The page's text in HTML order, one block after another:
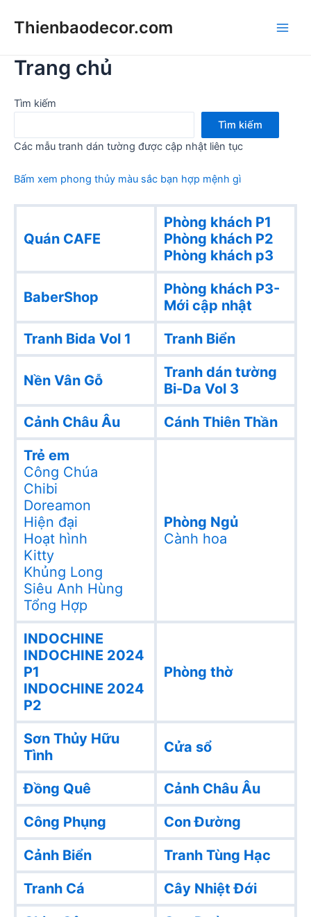
Thienbaodecor.com
Trang chủ
Tìm kiếm
Tìm kiếm
Các mẫu tranh dán tường được cập nhật liên tục
Bấm xem phong thủy màu sắc bạn hợp mệnh gì
Quán CAFE
Phòng khách P1
Phòng khách P2
Phòng khách p3
BaberShop
Phòng khách P3-
Mới cập nhật
Tranh Bida Vol 1
Tranh Biển
Nền Vân Gỗ
Tranh dán tường
Bi-Da Vol 3
Cảnh Châu Âu
Cánh Thiên Thần
Trẻ em
Công Chúa
Chibi
Doreamon
Hiện đại
Hoạt hình
Kitty
Khủng Long
Siêu Anh Hùng
Tổng Hợp
Phòng Ngủ
Cành hoa
INDOCHINE
INDOCHINE 2024
P1
INDOCHINE 2024
P2
Phòng thờ
Sơn Thủy Hữu
Tình
Cửa sổ
Đồng Quê
Cảnh Châu Âu
Công Phụng
Con Đường
Cảnh Biển
Tranh Tùng Hạc
Tranh Cá
Cây Nhiệt Đới